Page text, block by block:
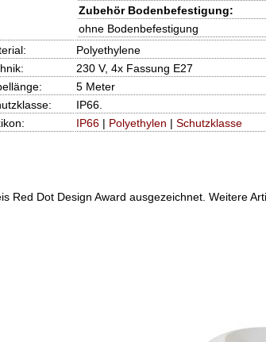
Zubehör Bodenbefestigung:
ohne Bodenbefestigung
Polyethylene
230 V, 4x Fassung E27
5 Meter
IP66.
IP66| Polyethylen | Schutzklasse
Red Dot Design Award ausgezeichnet. Weitere